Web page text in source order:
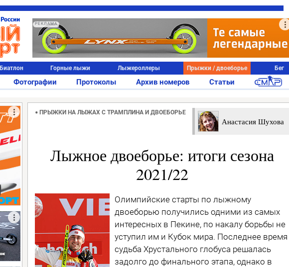
РЕКЛАМА
Биатлон Горные лыжи Лыжероллеры Прыжки / двоеборье Бег
Фотографии Протоколы Архив номеров Статьи
ПРЫЖКИ НА ЛЫЖАХ С ТРАМПЛИНА И ДВОЕБОРЬЕ
Анастасия Шухова
Лыжное двоеборье: итоги сезона
2021/22
Олимпийские старты по лыжному
двоеборью получились одними из самых
интересных в Пекине, по накалу борьбы не
уступил им и Кубок мира. Последнее время
судьба Хрустального глобуса решалась
задолго до финального этапа, однако в